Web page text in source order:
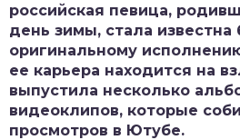
российская певица,
день зимы, стала известна
оригинальному
ее карьера находится на
выпустила несколько
видеоклипов, которые
просмотров в Ютубе.